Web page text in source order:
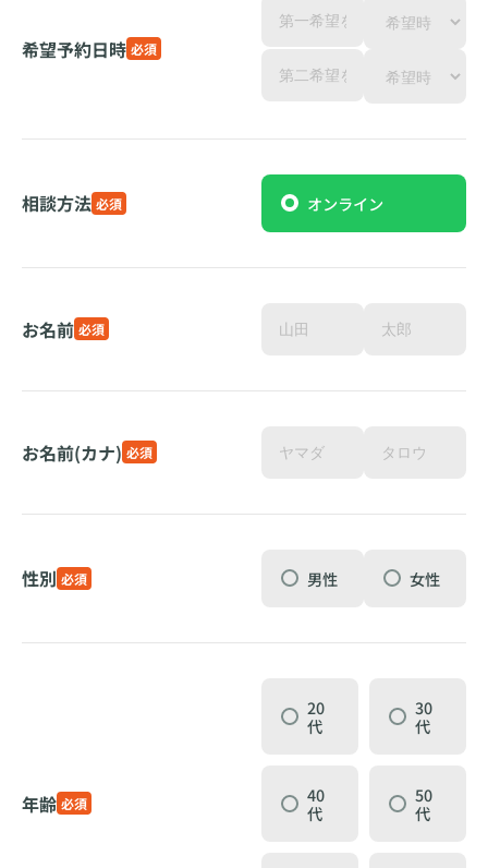
希望予約日時 必須
相談方法 必須 オンライン
お名前 必須
お名前(カナ) 必須
性別 必須 男性 女性
年齢 必須
20
代
30
代
40
代
50
代